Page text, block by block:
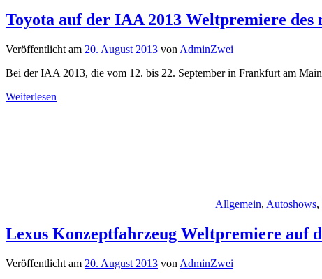
Toyota auf der IAA 2013 Weltpremiere
Veröffentlicht am 20. August 2013 von AdminZwei
Bei der IAA 2013, die vom 12. bis 22. September in Frankfurt am
Weiterlesen
Allgemein, Autoshows,
Lexus Konzeptfahrzeug Weltpremiere auf
Veröffentlicht am 20. August 2013 von AdminZwei